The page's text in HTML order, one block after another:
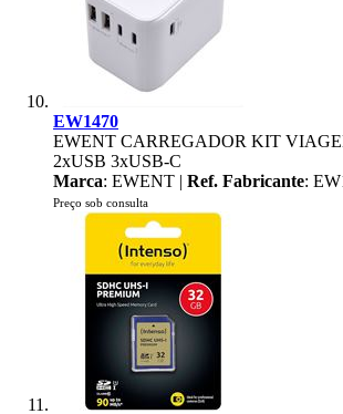
EW1470
EWENT CARREGADOR KIT
2xUSB 3xUSB-C
Marca: EWENT | Ref. Fabricante:
Preço sob consulta